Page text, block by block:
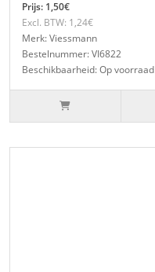
Prijs: 1,50€
Excl. BTW: 1,24€
Merk: Viessmann
Bestelnummer: VI6822
Beschikbaarheid: Op voorraad